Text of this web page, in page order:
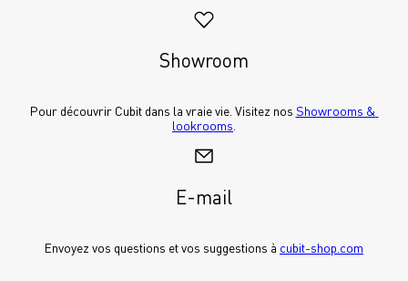
Showroom
Pour découvrir Cubit dans la vraie vie. Visitez nos Showrooms &
lookrooms
E-mail
Envoyez vos questions et vos suggestions à cubit-shop.com